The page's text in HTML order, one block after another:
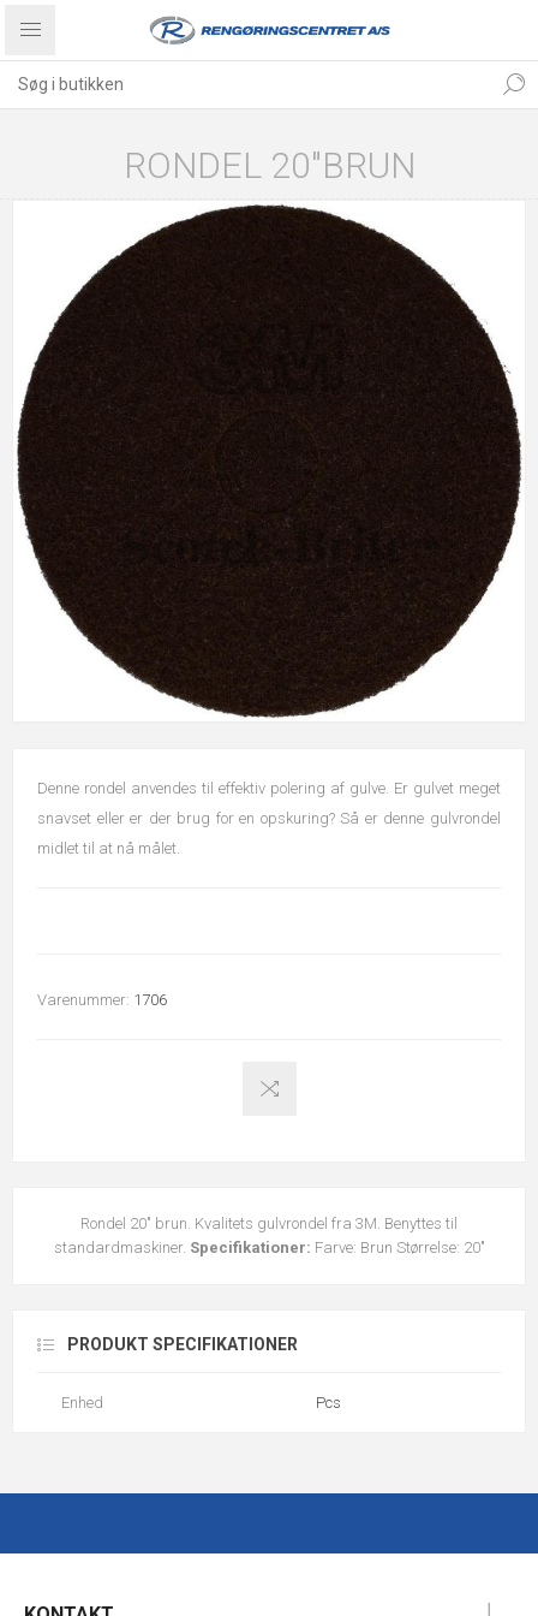
RONDEL 20"BRUN
Denne rondel anvendes til effektiv polering af gulve. Er gulvet meget
snavset eller er der brug for en opskuring? Så er denne gulvrondel
midlet til at nå målet.
Varenummer: 1706
Rondel 20" brun. Kvalitets gulvrondel fra 3M. Benyttes til
standardmaskiner. Specifikationer: Farve: Brun Størrelse: 20"
PRODUKT SPECIFIKATIONER
Enhed Pcs